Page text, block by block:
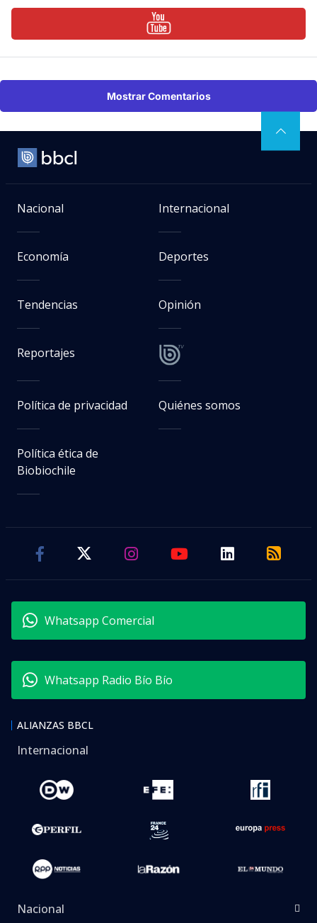
Mostrar Comentarios
Nacional Internacional
Economía Deportes
Tendencias Opinión
Reportajes
Política de privacidad Quiénes somos
Política ética de
Biobiochile
Whatsapp Comercial
Whatsapp Radio Bío Bío
ALIANZAS BBCL
Internacional
Nacional